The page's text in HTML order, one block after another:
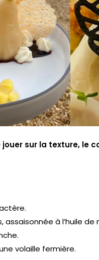
sur la texture,
à l’huile de
volaille fermière.